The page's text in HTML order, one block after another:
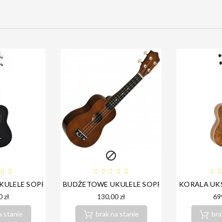
HH2262 BLACK
SOPRANOWE EVER PLAY UK-20-21 BLACK
zł
stanie

BUDŻETOWE UKULELE SOPRANOWE EVER
130,00 zł
brak na stanie
KORALA